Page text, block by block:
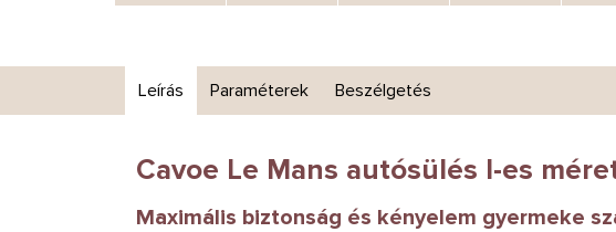
Leírás Paraméterek Beszélgetés
Cavoe Le Mans autósülés I-es
Maximális biztonság és kényelem gyermeke